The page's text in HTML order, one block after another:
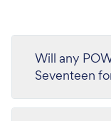
Will any
Seventeen